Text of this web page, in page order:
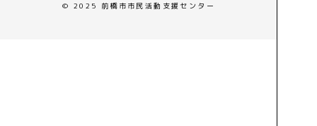
© 2025 前橋市市民活動支援センター